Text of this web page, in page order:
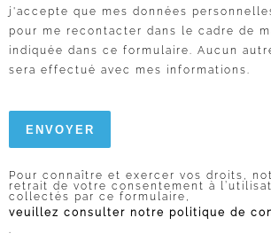
j'accepte que mes données
pour me recontacter dans le cadre de
indiquée dans ce formulaire. Aucun
sera effectué avec mes informations.
Pour connaître et exercer vos droits,
retrait de votre consentement à
collectés par ce formulaire,
veuillez consulter notre politique de
.